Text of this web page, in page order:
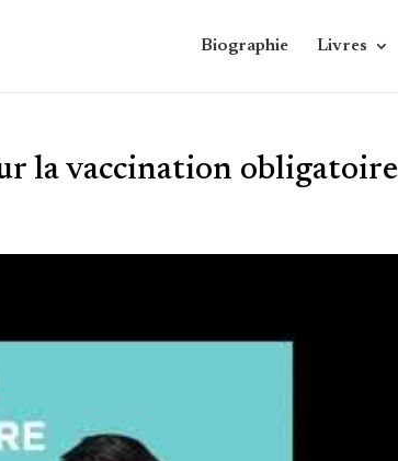
Biographie Livres
la vaccination obligatoire